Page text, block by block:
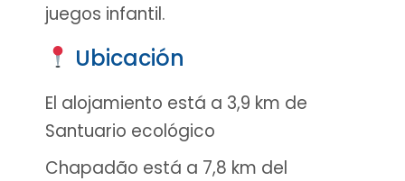
juegos infantil.
Ubicación
El alojamiento está a 3,9 km de
Santuario ecológico
Chapadão está a 7,8 km del